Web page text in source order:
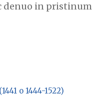
denuo in pristinum
o 1444-1522)